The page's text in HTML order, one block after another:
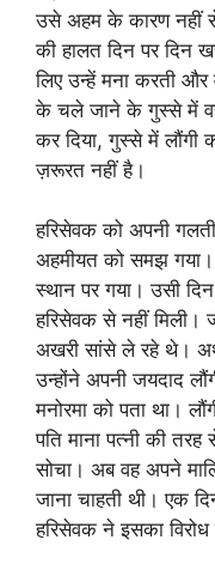
उसे अहम के कारण नहीं
की हालत दिन पर दिन
लिए उन्हें मना करती
के चले जाने के गुस्से में
कर दिया, गुस्से में
ज़रूरत नहीं है।
हरिसेवक को अपनी
अहमीयत को समझ गया।
स्थान पर गया। उसी
हरिसेवक से नहीं मिली।
अखरी सांसे ले रहे थे।
उन्होंने अपनी जयदाद
मनोरमा को पता था।
पति माना पत्नी की
सोचा। अब वह अपने
जाना चाहती थी। एक
हरिसेवक ने इसका विरोध